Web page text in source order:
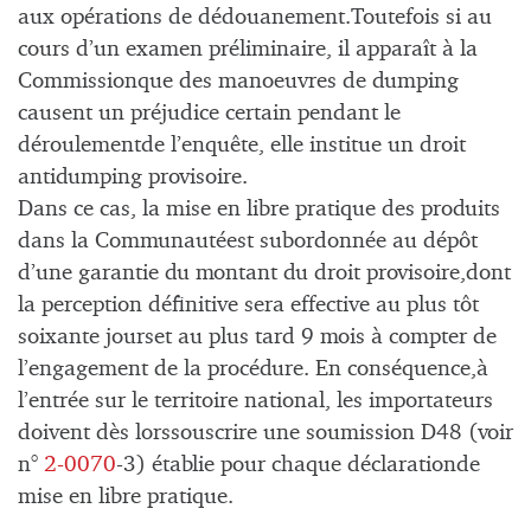
aux opérations de dédouanement.Toutefois si au
cours d’un examen préliminaire, il apparaît à la
Commissionque des manoeuvres de dumping
causent un préjudice certain pendant le
déroulementde l’enquête, elle institue un droit
antidumping provisoire.
Dans ce cas, la mise en libre pratique des produits
dans la Communautéest subordonnée au dépôt
d’une garantie du montant du droit provisoire,dont
la perception définitive sera effective au plus tôt
soixante jourset au plus tard 9 mois à compter de
l’engagement de la procédure. En conséquence,à
l’entrée sur le territoire national, les importateurs
doivent dès lorssouscrire une soumission D48 (voir
n° 2-0070-3) établie pour chaque déclarationde
mise en libre pratique.